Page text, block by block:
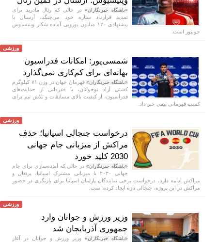
«باشگاه خبرنگاران»در حالی که رئال مادرید برای
تمدید قرارداد ستاره خود می‌جنگد، آرسنال با
پیشنهادی ۱۲۰ میلیون یورویی آماده شکار وینیسیوس
جونیور است.
ورزشی
شمسی‌پور: امکانات فدراسیون
بهانه‌ای برای کم‌کاری نمی‌گذارد
«باشگاه خبرنگاران»
قهرمان جهان در وزن ۷۱ کیلوگرم
کشتی آزاد نوجوانان، با قدردانی از حمایت‌های
فدراسیون، از کیفیت بالای مسابقات و تلاش تیم برای
کسب قهرمانی تیمی خبر داد.
ورزشی
درخواست جنجالی اسپانیا؛ حذف
مراکش از میزبانی جام جهانی
2030 کلید خورد
«باشگاه خبرنگاران»در حالی که آماده‌سازی برای جام
جهانی ۲۰۳۰ با میزبانی مشترک اسپانیا، پرتغال و
مراکش ادامه دارد، درخواست برخی نمایندگان پارلمان اسپانیا برای بازنگری در حضور
مراکش در این پروژه، جنجالی تازه ایجاد کرده است.
ورزشی
وزیر ورزش و جوانان وارد
جمهوری آذربایجان شد
«باشگاه خبرنگاران»وزیر ورزش و جوانان در آغاز